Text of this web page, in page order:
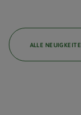
ALLE